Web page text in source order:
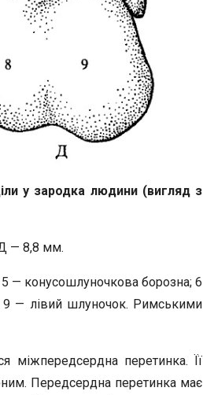
у зародка людини (вигляд з
— 8,8 мм.
— конусошлуночкова борозна; 6
— лівий шлуночок. Римськими
міжпередсердна перетинка. Її
Передсердна перетинка має